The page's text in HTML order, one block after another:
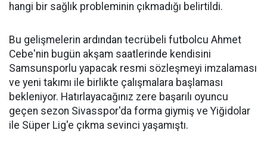
hangi bir sağlık probleminin çıkmadığı belirtildi.
Bu gelişmelerin ardından tecrübeli futbolcu Ahmet
Cebe'nin bugün akşam saatlerinde kendisini
Samsunsporlu yapacak resmi sözleşmeyi imzalaması
ve yeni takımı ile birlikte çalışmalara başlaması
bekleniyor. Hatırlayacağınız zere başarılı oyuncu
geçen sezon Sivasspor'da forma giymiş ve Yiğidolar
ile Süper Lig'e çıkma sevinci yaşamıştı.